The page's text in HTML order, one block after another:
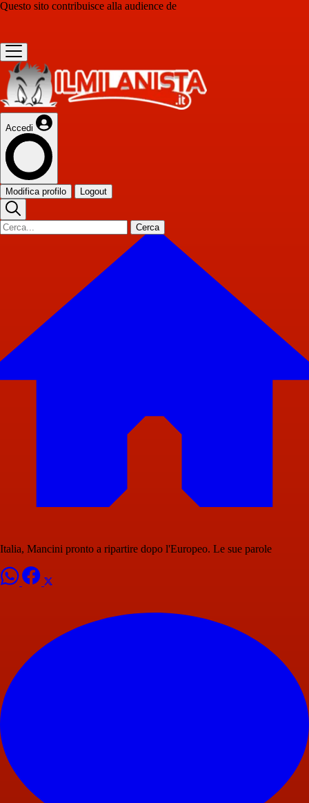
Questo sito contribuisce alla audience de
Accedi
Modifica profilo Logout
Cerca
Italia, Mancini pronto a ripartire dopo l'Europeo. Le sue parole